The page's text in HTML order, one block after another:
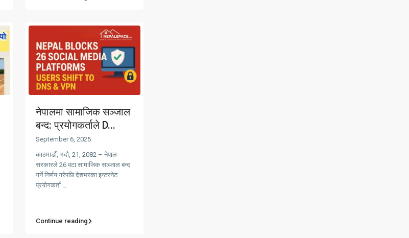
नेपालमा सामाजिक सञ्जाल
बन्द: प्रयोगकर्ताले D...
September 6, 2025
काठमाडौं, भदौ, 21, 2082 – नेपाल
सरकारले 26 वटा सामाजिक सञ्जाल बन्द
गर्ने निर्णय गरेपछि देशभरका इन्टरनेट
प्रयोगकर्ता ...
Continue reading